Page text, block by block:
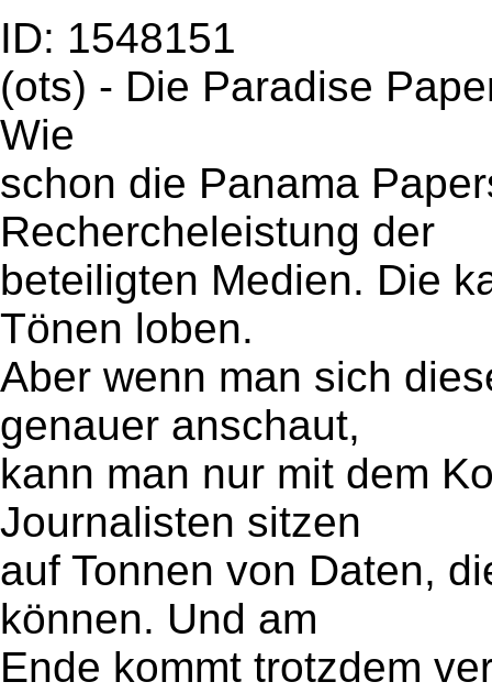
ID: 1548151
(ots) - Die Paradise
Wie
schon die Panama
Rechercheleistung der
beteiligten Medien. Die
Tönen loben.
Aber wenn man sich
genauer anschaut,
kann man nur mit dem
Journalisten sitzen
auf Tonnen von Daten,
können. Und am
Ende kommt trotzdem